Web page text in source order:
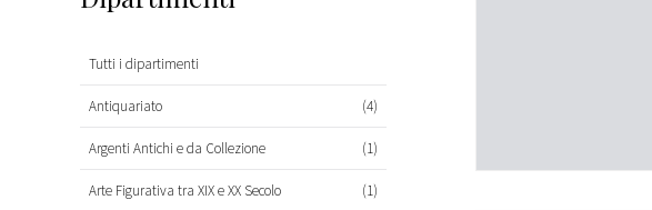
Tutti i dipartimenti
Antiquariato (4)
Argenti Antichi e da Collezione (1)
Arte Figurativa tra XIX e XX Secolo (1)